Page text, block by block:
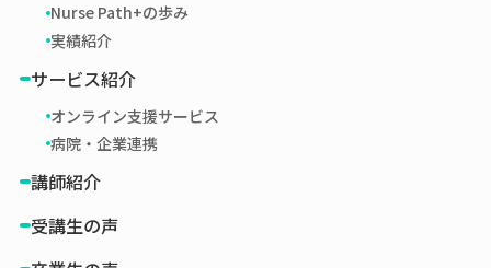
Nurse Path+の歩み
実績紹介
サービス紹介
オンライン支援サービス
病院・企業連携
講師紹介
受講生の声